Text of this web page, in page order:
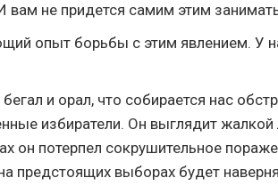
вам не придется самим этим
опыт борьбы с этим явлением. У
и орал, что собирается нас
избиратели. Он выглядит
он потерпел сокрушительное
предстоящих выборах будет